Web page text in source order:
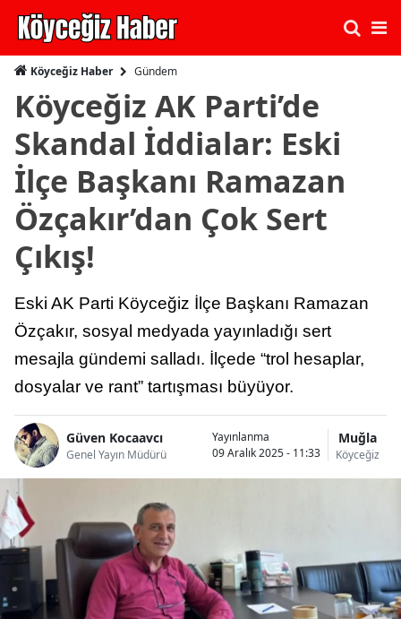
Köyceğiz Haber Gündem
Köyceğiz AK Parti’de
Skandal İddialar: Eski
İlçe Başkanı Ramazan
Özçakır’dan Çok Sert
Çıkış!
Eski AK Parti Köyceğiz İlçe Başkanı Ramazan
Özçakır, sosyal medyada yayınladığı sert
mesajla gündemi salladı. İlçede “trol hesaplar,
dosyalar ve rant” tartışması büyüyor.
Güven Kocaavcı
Genel Yayın Müdürü
Yayınlanma
09 Aralık 2025 - 11:33
Muğla
Köyceğiz